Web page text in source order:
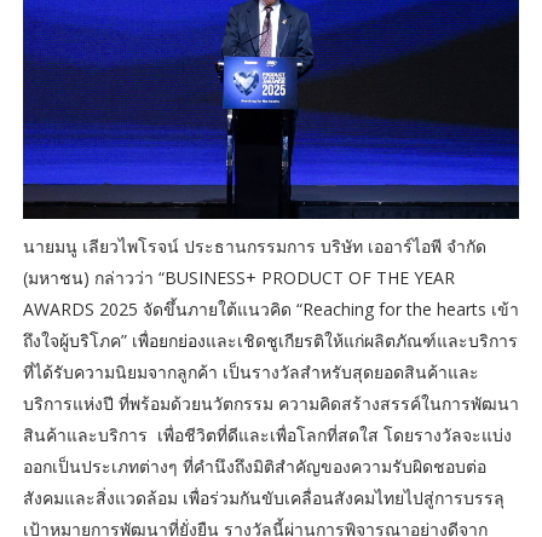
นายมนู เลียวไพโรจน์ ประธานกรรมการ บริษัท เออาร์ไอพี จำกัด
(มหาชน) กล่าวว่า “BUSINESS+ PRODUCT OF THE YEAR
AWARDS 2025 จัดขึ้นภายใต้แนวคิด “Reaching for the hearts เข้า
ถึงใจผู้บริโภค” เพื่อยกย่องและเชิดชูเกียรติให้แก่ผลิตภัณฑ์และบริการ
ที่ได้รับความนิยมจากลูกค้า เป็นรางวัลสำหรับสุดยอดสินค้าและ
บริการแห่งปี ที่พร้อมด้วยนวัตกรรม ความคิดสร้างสรรค์ในการพัฒนา
สินค้าและบริการ เพื่อชีวิตที่ดีและเพื่อโลกที่สดใส โดยรางวัลจะแบ่ง
ออกเป็นประเภทต่างๆ ที่คำนึงถึงมิติสำคัญของความรับผิดชอบต่อ
สังคมและสิ่งแวดล้อม เพื่อร่วมกันขับเคลื่อนสังคมไทยไปสู่การบรรลุ
เป้าหมายการพัฒนาที่ยั่งยืน รางวัลนี้ผ่านการพิจารณาอย่างดีจาก